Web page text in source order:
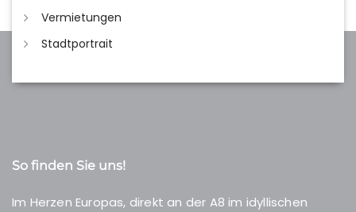
Vermietungen
Stadtportrait
So finden Sie uns!
Im Herzen Europas, direkt an der A8 im idyllischen